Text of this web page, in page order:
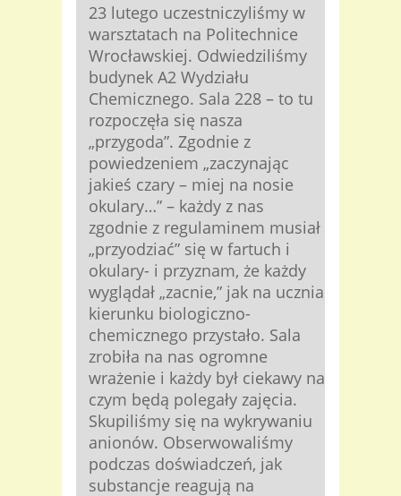
23 lutego uczestniczyliśmy w
warsztatach na Politechnice
Wrocławskiej. Odwiedziliśmy
budynek A2 Wydziału
Chemicznego. Sala 228 – to tu
rozpoczęła się nasza
„przygoda”. Zgodnie z
powiedzeniem „zaczynając
jakieś czary – miej na nosie
okulary…” – każdy z nas
zgodnie z regulaminem musiał
„przyodziać” się w fartuch i
okulary- i przyznam, że każdy
wyglądał „zacnie,” jak na ucznia
kierunku biologiczno-
chemicznego przystało. Sala
zrobiła na nas ogromne
wrażenie i każdy był ciekawy na
czym będą polegały zajęcia.
Skupiliśmy się na wykrywaniu
anionów. Obserwowaliśmy
podczas doświadczeń, jak
substancje reagują na